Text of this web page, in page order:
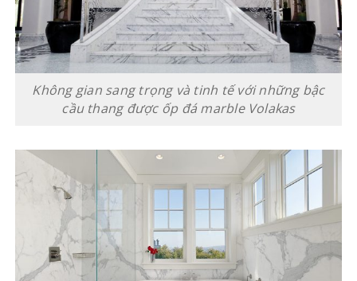
Không gian sang trọng và tinh tế với những bậc
cầu thang được ốp đá marble Volakas